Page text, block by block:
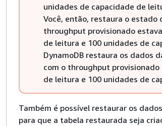
unidades de capacidade de
Você, então, restaura o
throughput provisionado
de leitura e 100 unidades de
DynamoDB restaura os dados
com o throughput
de leitura e 100 unidades de
Também é possível restaurar os
para que a tabela restaurada seja